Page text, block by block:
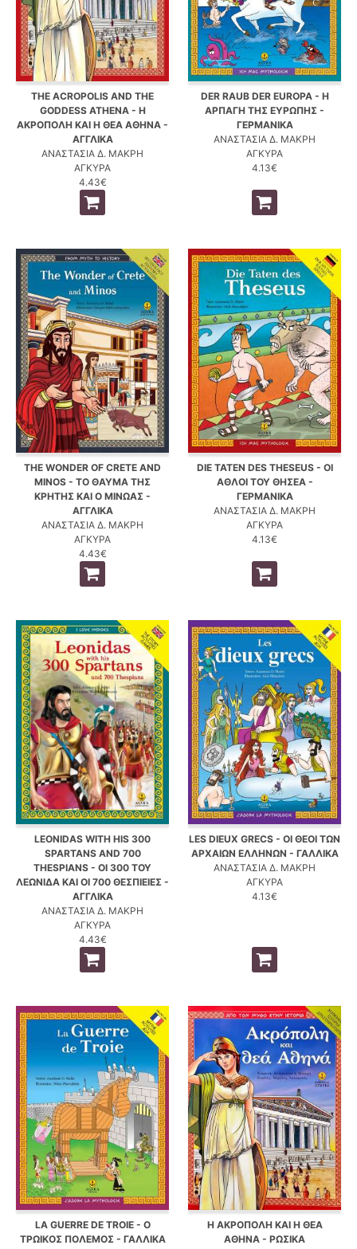
THE ACROPOLIS AND THE
GODDESS ATHENA - Η
ΑΚΡΟΠΟΛΗ ΚΑΙ Η ΘΕΑ ΑΘΗΝΑ -
ΑΓΓΛΙΚΑ
ΑΝΑΣΤΑΣΙΑ Δ. ΜΑΚΡΗ
ΑΓΚΥΡΑ
4.43€
DER RAUB DER EUROPA - Η
ΑΡΠΑΓΗ ΤΗΣ ΕΥΡΩΠΗΣ -
ΓΕΡΜΑΝΙΚΑ
ΑΝΑΣΤΑΣΙΑ Δ. ΜΑΚΡΗ
ΑΓΚΥΡΑ
4.13€
THE WONDER OF CRETE AND
MINOS - ΤΟ ΘΑΥΜΑ ΤΗΣ
ΚΡΗΤΗΣ ΚΑΙ Ο ΜΙΝΩΑΣ -
ΑΓΓΛΙΚΑ
ΑΝΑΣΤΑΣΙΑ Δ. ΜΑΚΡΗ
ΑΓΚΥΡΑ
4.43€
DIE TATEN DES THESEUS - ΟΙ
ΑΘΛΟΙ ΤΟΥ ΘΗΣΕΑ -
ΓΕΡΜΑΝΙΚΑ
ΑΝΑΣΤΑΣΙΑ Δ. ΜΑΚΡΗ
ΑΓΚΥΡΑ
4.13€
LEONIDAS WITH HIS 300
SPARTANS AND 700
THESPIANS - ΟΙ 300 ΤΟΥ
ΛΕΩΝΙΔΑ ΚΑΙ ΟΙ 700 ΘΕΣΠΙΕΙΕΣ -
ΑΓΓΛΙΚΑ
ΑΝΑΣΤΑΣΙΑ Δ. ΜΑΚΡΗ
ΑΓΚΥΡΑ
4.43€
LES DIEUX GRECS - ΟΙ ΘΕΟΙ ΤΩΝ
ΑΡΧΑΙΩΝ ΕΛΛΗΝΩΝ - ΓΑΛΛΙΚΑ
ΑΝΑΣΤΑΣΙΑ Δ. ΜΑΚΡΗ
ΑΓΚΥΡΑ
4.13€
LA GUERRE DE TROIE - Ο
ΤΡΩΙΚΟΣ ΠΟΛΕΜΟΣ - ΓΑΛΛΙΚΑ
Η ΑΚΡΟΠΟΛΗ ΚΑΙ Η ΘΕΑ
ΑΘΗΝΑ - ΡΩΣΙΚΑ